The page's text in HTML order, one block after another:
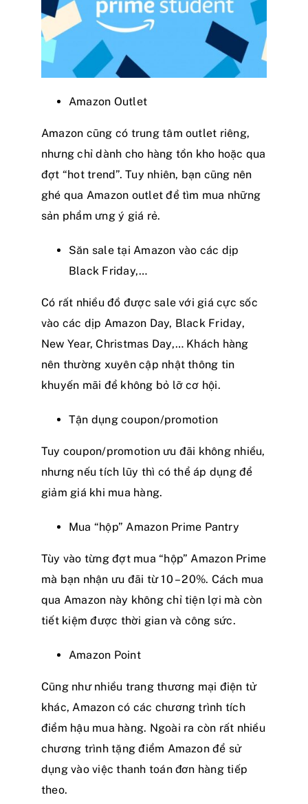
Amazon Outlet
Amazon cũng có trung tâm outlet riêng,
nhưng chỉ dành cho hàng tồn kho hoặc qua
đợt “hot trend”. Tuy nhiên, bạn cũng nên
ghé qua Amazon outlet để tìm mua những
sản phẩm ưng ý giá rẻ.
Săn sale tại Amazon vào các dịp
Black Friday,…
Có rất nhiều đồ được sale với giá cực sốc
vào các dịp Amazon Day, Black Friday,
New Year, Christmas Day,… Khách hàng
nên thường xuyên cập nhật thông tin
khuyến mãi để không bỏ lỡ cơ hội.
Tận dụng coupon/promotion
Tuy coupon/promotion ưu đãi không nhiều,
nhưng nếu tích lũy thì có thể áp dụng để
giảm giá khi mua hàng.
Mua “hộp” Amazon Prime Pantry
Tùy vào từng đợt mua “hộp” Amazon Prime
mà bạn nhận ưu đãi từ 10 – 20%. Cách mua
qua Amazon này không chỉ tiện lợi mà còn
tiết kiệm được thời gian và công sức.
Amazon Point
Cũng như nhiều trang thương mại điện tử
khác, Amazon có các chương trình tích
điểm hậu mua hàng. Ngoài ra còn rất nhiều
chương trình tặng điểm Amazon để sử
dụng vào việc thanh toán đơn hàng tiếp
theo.